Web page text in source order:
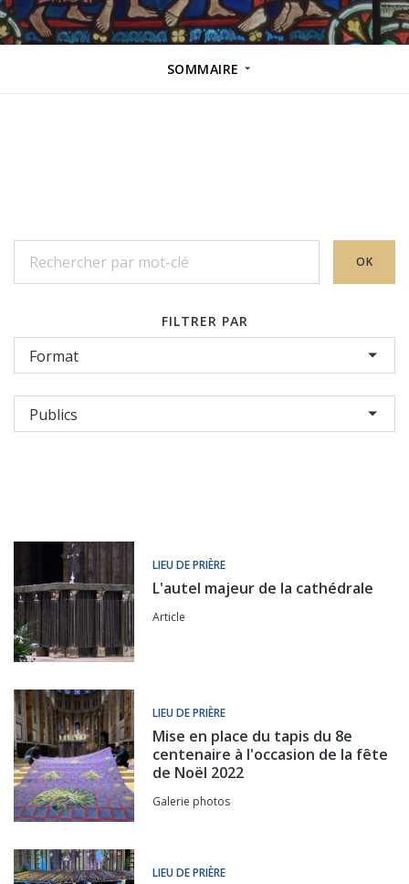
SOMMAIRE
OK
FILTRER PAR
LIEU DE PRIÈRE
L'autel majeur de la cathédrale
Article
LIEU DE PRIÈRE
Mise en place du tapis du 8e
centenaire à l'occasion de la fête
de Noël 2022
Galerie photos
LIEU DE PRIÈRE